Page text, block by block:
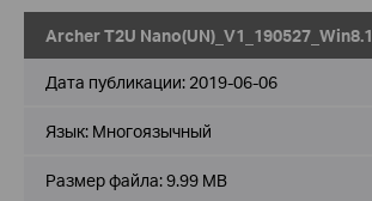
Archer T2U Nano(UN)_V1_190527_Win8.1
Дата публикации: 2019-06-06
Язык: Многоязычный
Размер файла:9.99 MB